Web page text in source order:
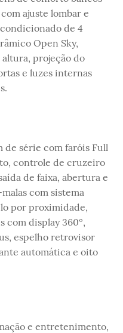
ajuste lombar e
de 4
Open Sky,
projeção do
e luzes internas
de série com faróis Full
controle de cruzeiro
de faixa, abertura e
com sistema
por proximidade,
com display 360º,
espelho retrovisor
automática e oito
e entretenimento,